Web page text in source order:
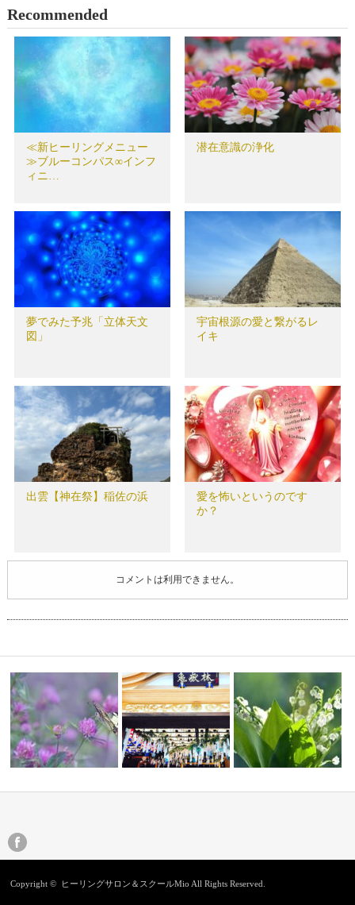
Recommended
≪新ヒーリングメニュー
≫ブルーコンパス∞インフ
ィニ…
潜在意識の浄化
夢でみた予兆「立体天文
図」
宇宙根源の愛と繋がるレ
イキ
出雲【神在祭】稲佐の浜
愛を怖いというのです
か？
コメントは利用できません。
今日という特別な日を
Copyright © ヒーリングサロン＆スクールMio All Rights Reserved.